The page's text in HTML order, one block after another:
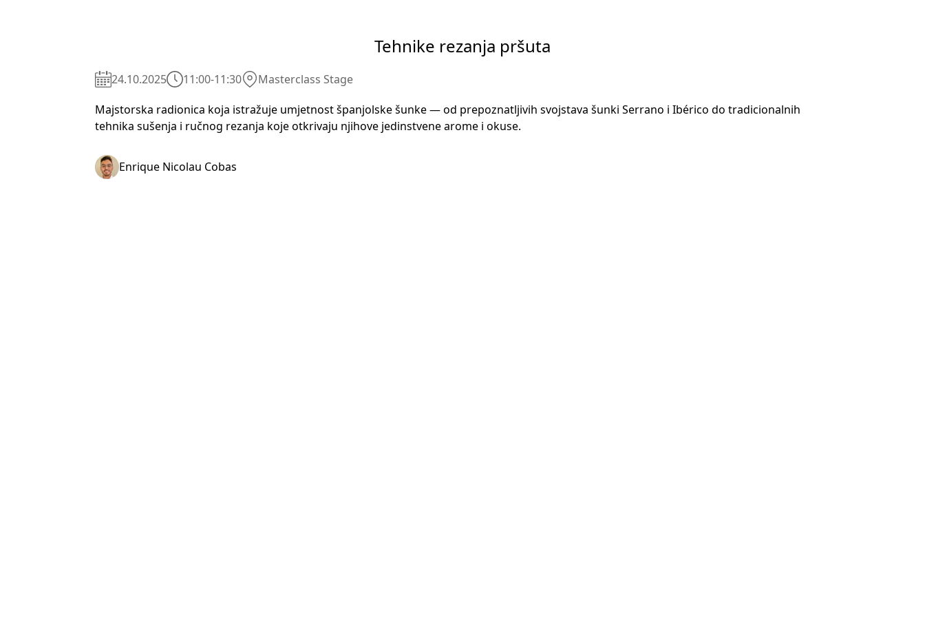
Tehnike rezanja pršuta
24.10.2025 11:00-11:30
Masterclass Stage
Majstorska radionica koja istražuje umjetnost španjolske šunke — od prepoznatljivih svojstava šunki Serrano i Ibérico do tradicionalnih
tehnika sušenja i ručnog rezanja koje otkrivaju njihove jedinstvene arome i okuse.
Enrique Nicolau Cobas